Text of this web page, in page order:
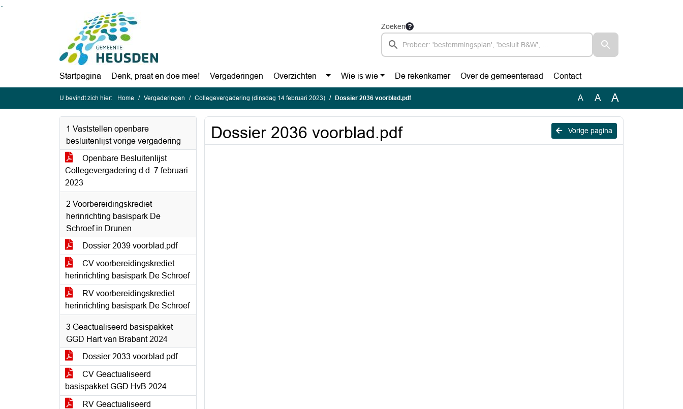
Ga naar de inhoud van deze pagina
Zoeken
Startpagina Denk, praat en doe mee! Vergaderingen Overzichten Wie is wie De rekenkamer Over de gemeenteraad Contact
U bevindt zich hier: Home Vergaderingen Collegevergadering (dinsdag 14 februari 2023) Dossier 2036 voorblad.pdf A A A
1 Vaststellen openbare
besluitenlijst vorige vergadering
Openbare Besluitenlijst
Collegevergadering d.d. 7 februari
2023
2 Voorbereidingskrediet
herinrichting basispark De
Schroef in Drunen
Dossier 2039 voorblad.pdf
CV voorbereidingskrediet
herinrichting basispark De Schroef
RV voorbereidingskrediet
herinrichting basispark De Schroef
3 Geactualiseerd basispakket
GGD Hart van Brabant 2024
Dossier 2033 voorblad.pdf
CV Geactualiseerd
basispakket GGD HvB 2024
RV Geactualiseerd
Vorige pagina
Dossier 2036 voorblad.pdf